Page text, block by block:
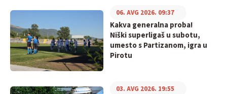
Kakva generalna proba!
Niški superligaš u subotu,
umesto s Partizanom, igra u
Pirotu
06. AVG 2026. 09:37
03. AVG 2026. 19:55